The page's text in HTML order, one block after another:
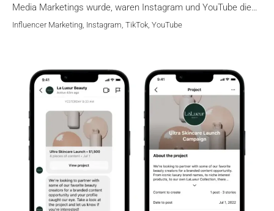
Media Marketings wurde, waren Instagram und YouTube die…
Influencer Marketing, Instagram, TikTok, YouTube